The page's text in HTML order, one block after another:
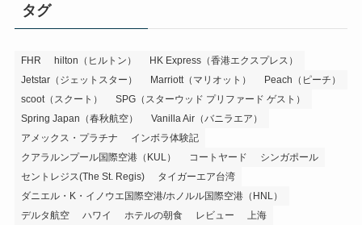
タグ
FHR hilton（ヒルトン）
HK Express（香港エクスプレス）
Jetstar（ジェットスター）
Marriott（マリオット）
Peach（ピーチ）
scoot（スクート）
SPG（スターウッド プリファード ゲスト）
Spring Japan（春秋航空）
Vanilla Air（バニラエア）
アメックス・プラチナ
インボラ体験記
クアラルンプール国際空港（KUL）
コートヤード
シンガポール
セントレジス(The St. Regis)
タイガーエア台湾
ダニエル・K・イノウエ国際空港/ホノルル国際空港（HNL）
デルタ航空
ハワイ ホテルの朝食 レビュー 上海